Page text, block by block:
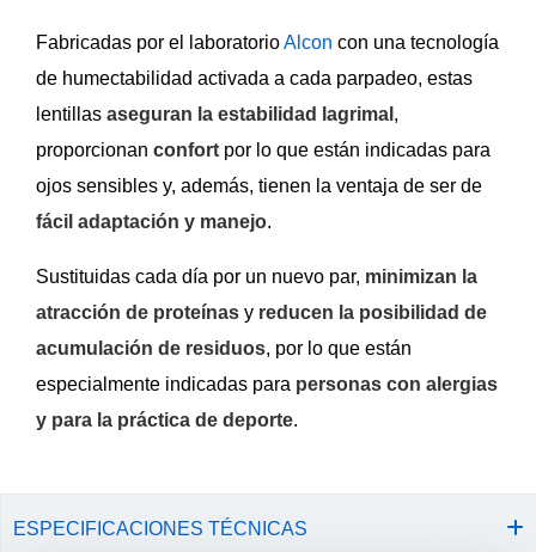
Fabricadas por el laboratorioAlcon con una tecnología
de humectabilidad activada a cada parpadeo, estas
lentillas aseguran la estabilidad lagrimal ,
proporcionan confort por lo que están indicadas para
ojos sensibles y, además, tienen la ventaja de ser de
fácil adaptación y manejo.
Sustituidas cada día por un nuevo par, minimizan la
atracción de proteínas y reducen la posibilidad de
acumulación de residuos, por lo que están
especialmente indicadas para personas con alergias
y para la práctica de deporte.
ESPECIFICACIONES TÉCNICAS